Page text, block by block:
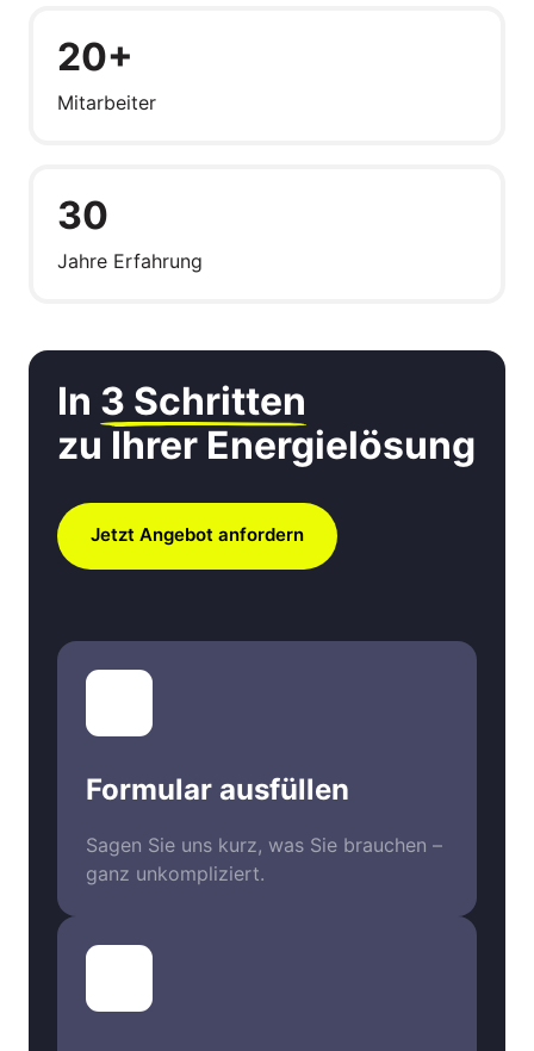
20+
Mitarbeiter
30
Jahre Erfahrung
In 3 Schritten
zu Ihrer Energielösung
Jetzt Angebot anfordern
Formular ausfüllen
Sagen Sie uns kurz, was Sie brauchen –
ganz unkompliziert.